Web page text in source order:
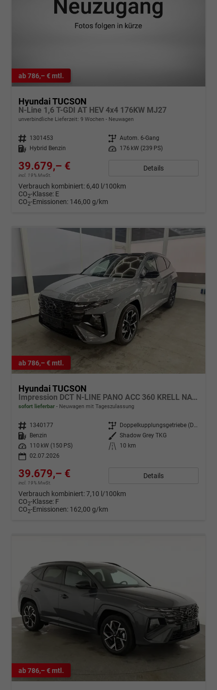
ab 786,– € mtl.
Hyundai TUCSON
N-Line 1,6 T-GDI AT HEV 4x4 176KW MJ27
unverbindliche Lieferzeit: 9 Wochen Neuwagen
Fahrzeugnr. 1301453 Getriebe Autom. 6-Gang
Kraftstoff
Hybrid Benzin Leistung 176 kW (239 PS)
39.679,– €
incl. 19% MwSt.
Details
Verbrauch kombiniert: 6,40 l/100km
CO2-Klasse: E
CO2-Emissionen: 146,00 g/km
ab 786,– € mtl.
Hyundai TUCSON
Impression DCT N-LINE PANO ACC 360 KRELL NAVI SHZ
sofort lieferbar Neuwagen mit Tageszulassung
Fahrzeugnr. 1340177 Getriebe
Doppelkupplungsgetriebe (DSG)
Kraftstoff
Benzin Außenfarbe Shadow Grey TKG
Leistung
110 kW (150 PS) Kilometerstand
10 km
02.07.2026
39.679,– €
incl. 19% MwSt.
Details
Verbrauch kombiniert:7,10 l/100km
CO2-Klasse: F
CO2-Emissionen: 162,00 g/km
ab 786,– € mtl.